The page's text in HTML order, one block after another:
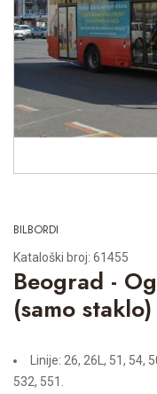
BILBORDI
Kataloški broj: 61455
Beograd -
(samo staklo)
Linije: 26, 26L, 51, 54,
532, 551.